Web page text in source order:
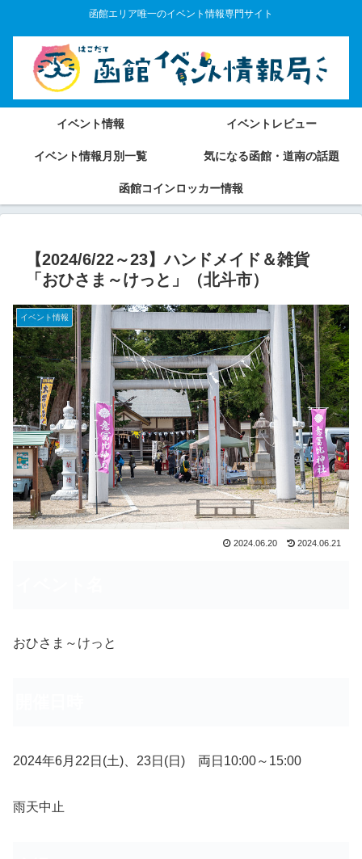
函館エリア唯一のイベント情報専門サイト
イベント情報 イベントレビュー
イベント情報月別一覧 気になる函館・道南の話題
函館コインロッカー情報
【2024/6/22～23】ハンドメイド＆雑貨
「おひさま～けっと」（北斗市）
イベント情報
2024.06.20 2024.06.21
おひさま～けっと
2024年6月22日(土)、23日(日) 両日10:00～15:00
雨天中止